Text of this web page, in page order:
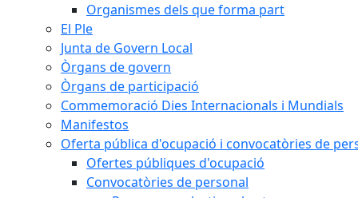
Organismes dels que forma part
El Ple
Junta de Govern Local
Òrgans de govern
Òrgans de participació
Commemoració Dies Internacionals i Mundials
Manifestos
Oferta pública d'ocupació i convocatòries de
Ofertes públiques d'ocupació
Convocatòries de personal